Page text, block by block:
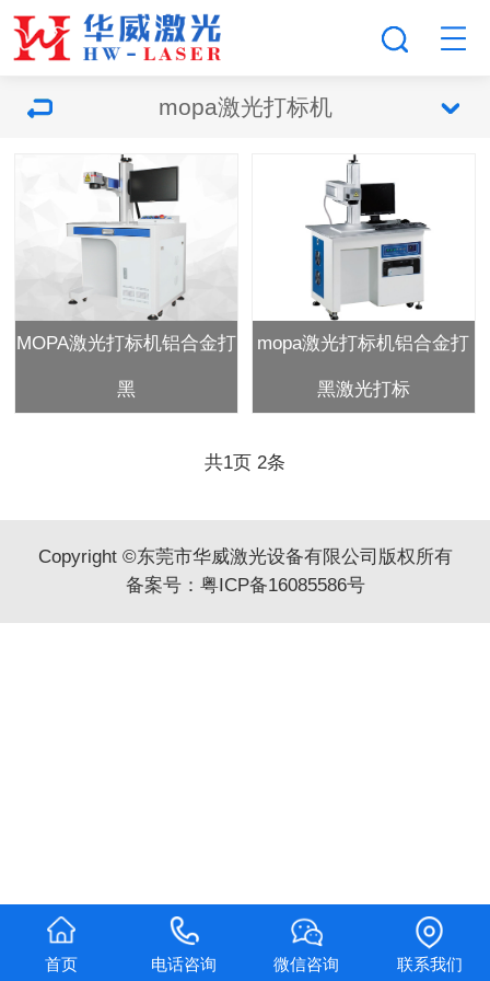
mopa激光打标机
MOPA激光打标机铝合金打
黑
mopa激光打标机铝合金打
黑激光打标
共1页 2条
Copyright ©东莞市华威激光设备有限公司版权所有
备案号： 粤ICP备16085586号
首页 电话咨询 微信咨询 联系我们